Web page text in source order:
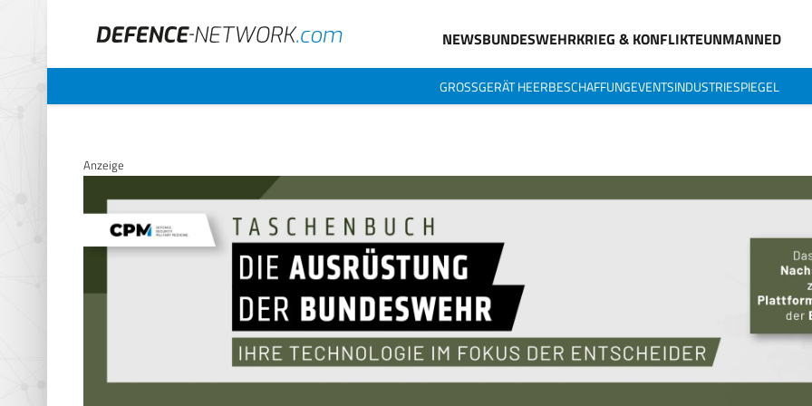
NEWSBUNDESWEHRKRIEG & KONFLIKTEUNMANNED
GROSSGERÄT HEERBESCHAFFUNGEVENTSINDUSTRIESPIEGEL
Anzeige